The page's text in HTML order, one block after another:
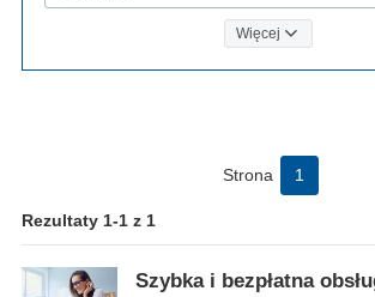
Więcej
Strona 1
Rezultaty 1-1 z 1
Szybka i bezpłatna